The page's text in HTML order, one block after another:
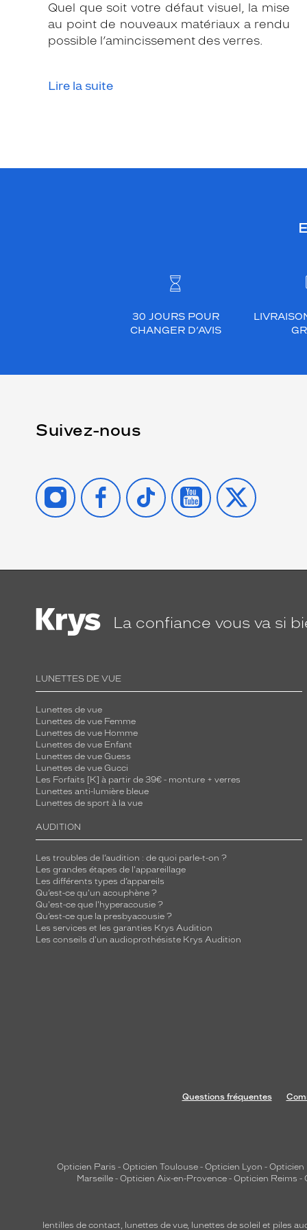
Quel que soit votre défaut visuel, la mise
au point de nouveaux matériaux a rendu
possible l’amincissement des verres.
Lire la suite
30 JOURS POUR
CHANGER D’AVIS
Suivez-nous
INSTAGRAMFACEBOOK
TIKTOK YOUTUBE
X
La confiance vous va si
LUNETTES DE VUE
Lunettes de vue
Lunettes de vue Femme
Lunettes de vue Homme
Lunettes de vue Enfant
Lunettes de vue Guess
Lunettes de vue Gucci
Les Forfaits [K] à partir de 39€ - monture + verres
Lunettes anti-lumière bleue
Lunettes de sport à la vue
AUDITION
Les troubles de l’audition : de quoi parle-t-on ?
Les grandes étapes de l'appareillage
Les différents types d’appareils
Qu’est-ce qu'un acouphène ?
Qu'est-ce que l'hyperacousie ?
Qu’est-ce que la presbyacousie ?
Les services et les garanties Krys Audition
Les conseils d'un audioprothésiste Krys Audition
Questions fréquentes
Opticien Paris - Opticien Toulouse - Opticien Lyon - Opticien
Marseille - Opticien Aix-en-Provence - Opticien Reims -
lentilles de contact, lunettes de vue, lunettes de soleil et piles